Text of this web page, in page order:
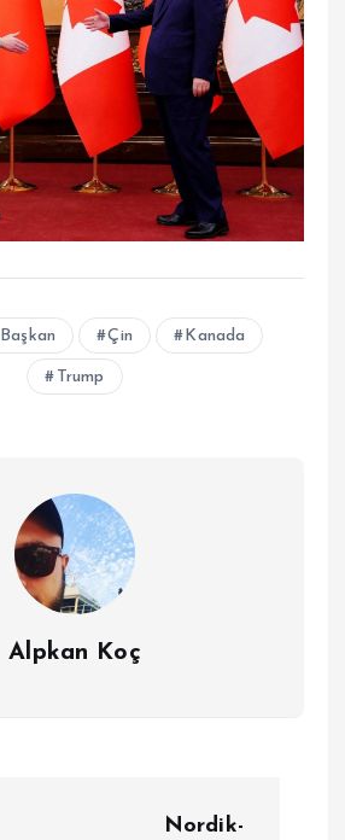
Başkan Çin Kanada
Trump
Alpkan Koç
Nordik-